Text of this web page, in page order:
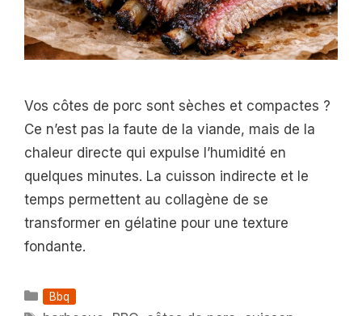
Vos côtes de porc sont sèches et compactes ?
Ce n’est pas la faute de la viande, mais de la
chaleur directe qui expulse l’humidité en
quelques minutes. La cuisson indirecte et le
temps permettent au collagène de se
transformer en gélatine pour une texture
fondante.
Catégories
Bbq